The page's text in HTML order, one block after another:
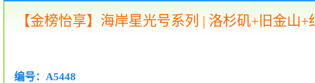
【金榜怡享】海岸星光号系列 | 洛杉矶+旧金
编号：A5448